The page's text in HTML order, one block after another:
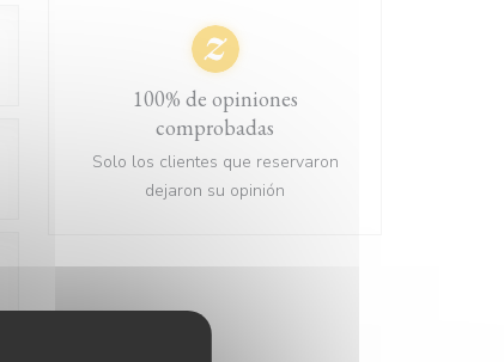
100% de opiniones
comprobadas
Solo los clientes que reservaron
dejaron su opinión